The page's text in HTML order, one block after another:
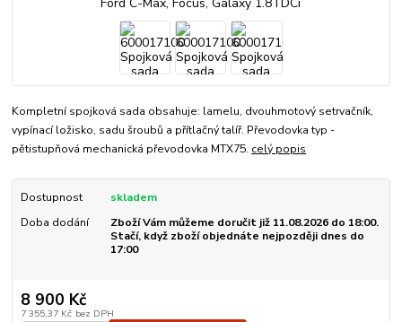
Kompletní spojková sada obsahuje: lamelu, dvouhmotový setrvačník,
vypínací ložisko, sadu šroubů a přítlačný talíř. Převodovka typ -
pětistupňová mechanická převodovka MTX75. celý popis
Dostupnost
skladem
Doba dodání
Zboží Vám můžeme doručit již 11.08.2026 do 18:00.
Stačí, když zboží objednáte nejpozději dnes do
17:00
8 900 Kč
7 355,37 Kč bez DPH